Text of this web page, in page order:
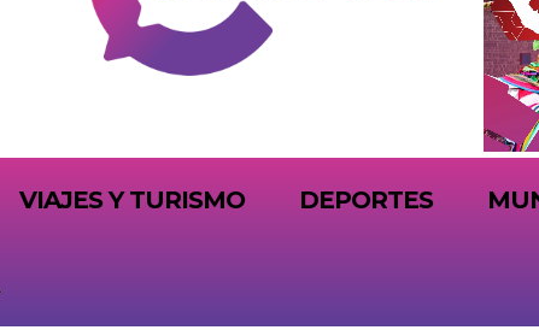
VIAJES Y TURISMO DEPORTES